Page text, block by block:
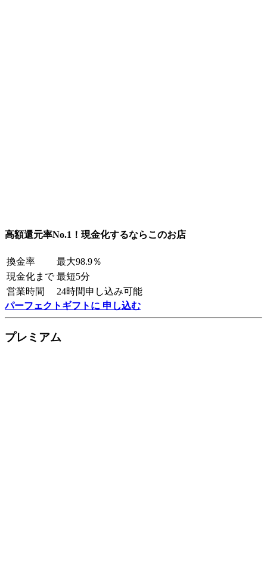
高額還元率No.1！現金化するならこのお店
換金率
最大98.9％
現金化まで 最短5分
営業時間
24時間申し込み可能
パーフェクトギフトに 申し込む
プレミアム